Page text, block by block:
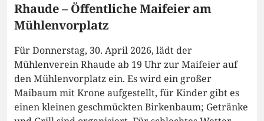
Rhaude – Öffentliche Maifeier am
Mühlenvorplatz
Für Donnerstag, 30. April 2026, lädt der
Mühlenverein Rhaude ab 19 Uhr zur Maifeier auf
den Mühlenvorplatz ein. Es wird ein großer
Maibaum mit Krone aufgestellt, für Kinder gibt es
einen kleinen geschmückten Birkenbaum; Getränke